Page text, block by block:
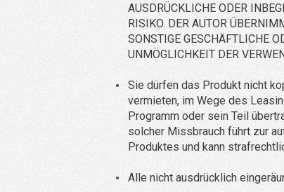
AUSDRÜCKLICHE ODER
RISIKO. DER AUTOR
SONSTIGE GESCHÄFTLICHE
UNMÖGLICHKEIT DER
Sie dürfen das Produkt nicht
vermieten, im Wege des
Programm oder sein Teil
solcher Missbrauch führt zur
Produktes und kann
Alle nicht ausdrücklich